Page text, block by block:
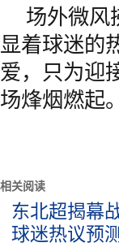
场外微风
显着球迷的
爱，只为迎
场烽烟燃起。
相关阅读
东北超揭幕
球迷热议预